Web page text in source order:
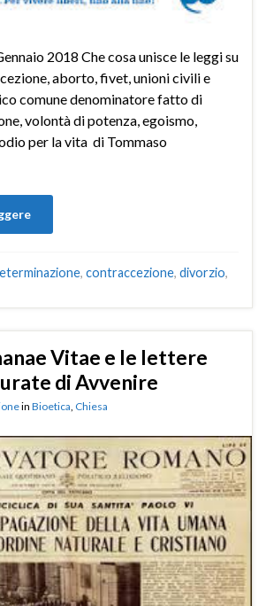
2018 Che cosa unisce le leggi su
aborto, fivet, unioni civili e
comune denominatore fatto di
volontà di potenza, egoismo,
per la vita di Tommaso
, contraccezione, divorzio,
Vitae e le lettere
di Avvenire
in Bioetica, Chiesa